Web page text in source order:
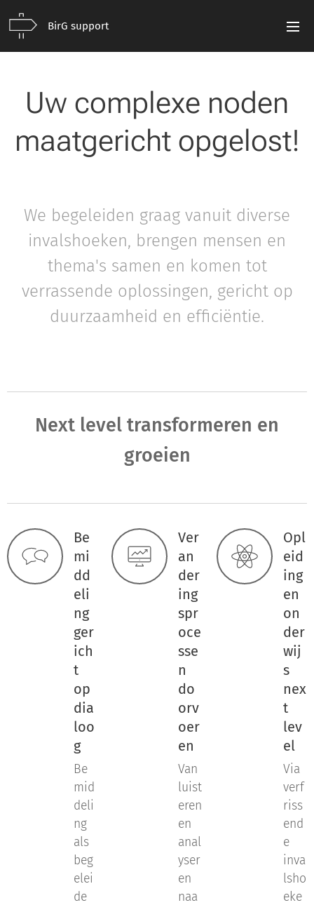
BirG support
Uw complexe noden
maatgericht opgelost!
We begeleiden graag vanuit diverse
invalshoeken, brengen mensen en
thema's samen en komen tot
verrassende oplossingen, gericht op
duurzaamheid en efficiëntie.
Next level transformeren en
groeien
Be
mi
dd
eli
ng
ger
ich
t
op
dia
loo
g
Be
mid
deli
ng
als
beg
elei
de
Ver
an
der
ing
spr
oce
sse
n
do
orv
oer
en
Van
luist
eren
en
anal
yser
en
naa
Opl
eid
ing
en
on
der
wij
s
nex
t
lev
el
Via
verf
riss
end
e
inva
lsho
eke